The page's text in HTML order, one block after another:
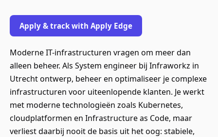
Apply & track with Apply Edge
Moderne IT-infrastructuren vragen om meer dan
alleen beheer. Als System engineer bij Infraworkz in
Utrecht ontwerp, beheer en optimaliseer je complexe
infrastructuren voor uiteenlopende klanten. Je werkt
met moderne technologieën zoals Kubernetes,
cloudplatformen en Infrastructure as Code, maar
verliest daarbij nooit de basis uit het oog: stabiele,